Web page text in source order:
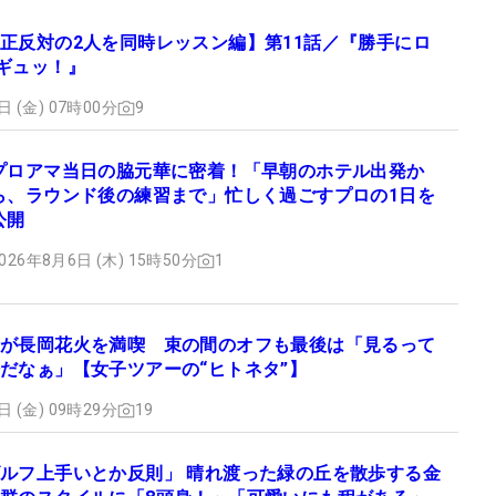
反対の2人を同時レッスン編】第11話／『勝手にロ
ュッ！』
(金) 07時00分 9
ロアマ当日の脇元華に密着！「早朝のホテル出発か
、ラウンド後の練習まで」忙しく過ごすプロの1日を
開
年8月6日 (木) 15時50分 1
長岡花火を満喫 束の間のオフも最後は「見るって
なぁ」【女子ツアーの“ヒトネタ”】
(金) 09時29分 19
フ上手いとか反則」 晴れ渡った緑の丘を散歩する金